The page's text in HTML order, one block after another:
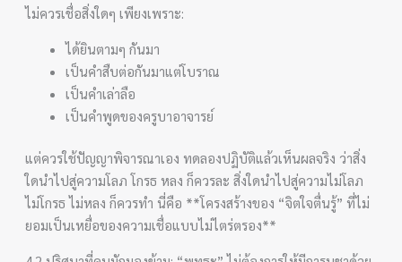
ไม่ควรเชื่อสิ่งใดๆ เพียงเพราะ:
ได้ยินตามๆ กันมา
เป็นคำสืบต่อกันมาแต่โบราณ
เป็นคำเล่าลือ
เป็นคำพูดของครูบาอาจารย์
แต่ควรใช้ปัญญาพิจารณาเอง ทดลองปฏิบัติแล้วเห็นผลจริง ว่าสิ่ง
ใดนำไปสู่ความโลภ โกรธ หลง ก็ควรละ สิ่งใดนำไปสู่ความไม่โลภ
ไม่โกรธ ไม่หลง ก็ควรทำ นี่คือ **โครงสร้างของ “จิตใจตื่นรู้” ที่ไม่
ยอมเป็นเหยื่อของความเชื่อแบบไม่ไตร่ตรอง**